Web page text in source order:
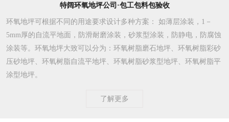
特阔环氧地坪公司·包工包料包验收
环氧地坪可根据不同的用途要求设计多种方案 ： 如薄层涂装，1－
5mm厚的自流平地面，防滑耐磨涂装，砂浆型涂装，防静电，防腐蚀
涂装等。环氧地坪大致可以分为：环氧树脂磨石地坪、环氧树脂彩砂
压砂地坪、环氧树脂自流平地坪、环氧树脂砂浆型地坪、环氧树脂平
涂型地坪。
了解更多